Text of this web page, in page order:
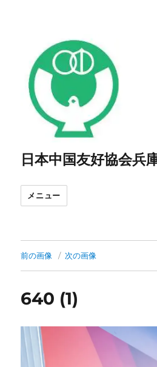
日本中国友好協会兵
メニュー
前の画像 次の画像
640 (1)